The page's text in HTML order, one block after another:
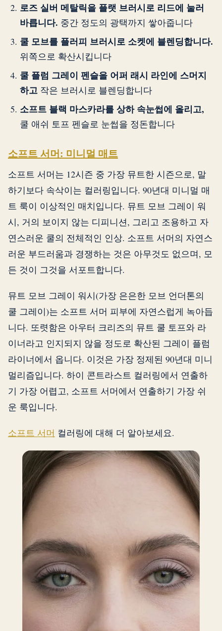
로즈 실버 메탈릭을 플랫 브러시로 리드에 눌러
바릅니다. 중간 정도의 광택까지 쌓아줍니다
쿨 모브를 플러피 브러시로 소켓에 블렌딩합니다.
위쪽으로 확산시킵니다
쿨 플럼 그레이 펜슬을 어퍼 래시 라인에 스머지
하고 작은 브러시로 블렌딩합니다
소프트 블랙 마스카라를 상하 속눈썹에 올리고,
쿨 애쉬 토프 펜슬로 눈썹을 정돈합니다
소프트 서머: 미니멀 매트
소프트 서머는 12시즌 중 가장 뮤트한 시즌으로, 말
하기보다 속삭이는 컬러링입니다. 90년대 미니멀 매
트 룩이 이상적인 매치입니다. 뮤트 모브 그레이 워
시, 거의 보이지 않는 디피니션, 그리고 조용하고 자
연스러운 쿨의 전체적인 인상. 소프트 서머의 자연스
러운 부드러움과 경쟁하는 것은 아무것도 없으며, 모
든 것이 그것을 서포트합니다.
뮤트 모브 그레이 워시(가장 은은한 모브 언더톤의
쿨 그레이)는 소프트 서머 피부에 자연스럽게 녹아듭
니다. 또렷함은 아우터 크리즈의 뮤트 쿨 토프와 라
이너라고 인지되지 않을 정도로 확산된 그레이 플럼
라이너에서 옵니다. 이것은 가장 정제된 90년대 미니
멀리즘입니다. 하이 콘트라스트 컬러링에서 연출하
기 가장 어렵고, 소프트 서머에서 연출하기 가장 쉬
운 룩입니다.
소프트 서머 컬러링에 대해 더 알아보세요.